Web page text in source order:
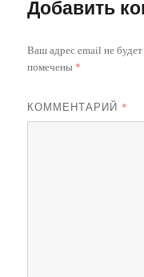
Добавить
Ваш адрес email не
помечены *
КОММЕНТАРИЙ *